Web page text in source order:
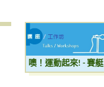
噢！運動起來! - 賽艇